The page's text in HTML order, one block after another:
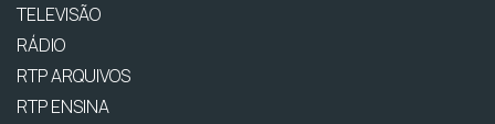
TELEVISÃO
RÁDIO
RTP ARQUIVOS
RTP ENSINA